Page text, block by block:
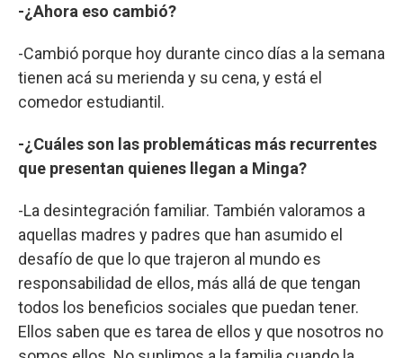
-¿Ahora eso cambió?
-Cambió porque hoy durante cinco días a la semana
tienen acá su merienda y su cena, y está el
comedor estudiantil.
-¿Cuáles son las problemáticas más recurrentes
que presentan quienes llegan a Minga?
-La desintegración familiar. También valoramos a
aquellas madres y padres que han asumido el
desafío de que lo que trajeron al mundo es
responsabilidad de ellos, más allá de que tengan
todos los beneficios sociales que puedan tener.
Ellos saben que es tarea de ellos y que nosotros no